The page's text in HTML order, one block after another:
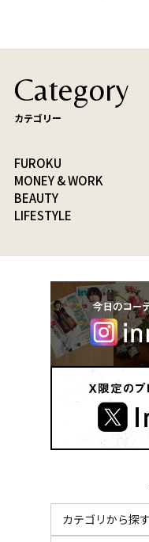
Category
カテゴリー
FUROKU
MONEY & WORK
BEAUTY
LIFESTYLE